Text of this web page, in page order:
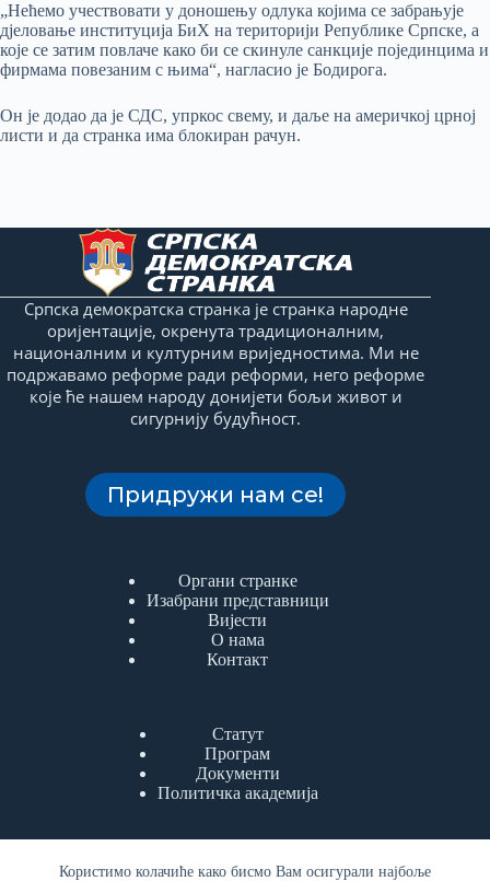
Користимо колачиће како бисмо Вам осигурали најбоље
„Нећемо учествовати у доношењу одлука којима се забрањује
дјеловање институција БиХ на територији Републике Српске, а
које се затим повлаче како би се скинуле санкције појединцима и
фирмама повезаним с њима“, нагласио је Бодирога.
Он је додао да је СДС, упркос свему, и даље на америчкој црној
листи и да странка има блокиран рачун.
Српска демократска странка је странка народне
оријентације, окренута традиционалним,
националним и културним вриједностима. Ми не
подржавамо реформе ради реформи, него реформе
које ће нашем народу донијети бољи живот и
сигурнију будућност.
Придружи нам се!
Органи странке
Изабрани представници
Вијести
О нама
Контакт
Статут
Програм
Документи
Политичка академија